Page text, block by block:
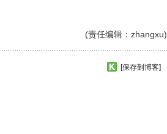
(责任编辑：zhangxu)
[保存到博客]